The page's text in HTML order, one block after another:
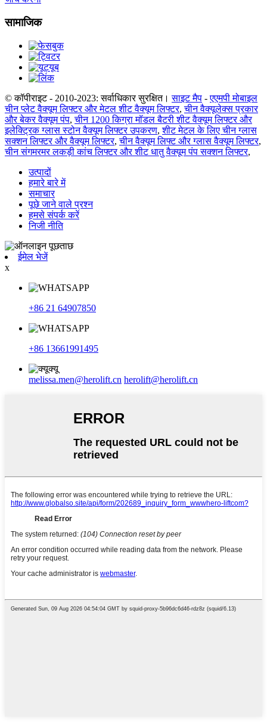
सामाजिक
© कॉपीराइट - 2010-2023: सर्वाधिकार सुरक्षित। साइट मैप -एएमपी मोबाइल
चीन प्लेट वैक्यूम लिफ्टर और मेटल शीट वैक्यूम लिफ्टर,चीन वैक्यूलेक्स प्रकार
और बेकर वैक्यूम पंप,चीन 1200 किग्रा मॉडल बैटरी शीट वैक्यूम लिफ्टर और
इलेक्ट्रिक ग्लास स्टोन वैक्यूम लिफ्टर उपकरण,शीट मेटल के लिए चीन ग्लास
सक्शन लिफ्टर और वैक्यूम लिफ्टर,चीन वैक्यूम लिफ्ट और ग्लास वैक्यूम लिफ्टर,
चीन संगमरमर लकड़ी कांच लिफ्टर और शीट धातु वैक्यूम पंप सक्शन लिफ्टर,
उत्पादों
हमारे बारे में
समाचार
पूछे जाने वाले प्रश्न
हमसे संपर्क करें
निजी नीति
ईमेल भेजें
x
+86 21 64907850
+86 13661991495
melissa.men@herolift.cn herolift@herolift.cn